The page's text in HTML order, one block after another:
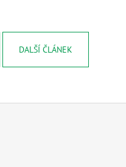
DALŠÍ ČLÁNEK